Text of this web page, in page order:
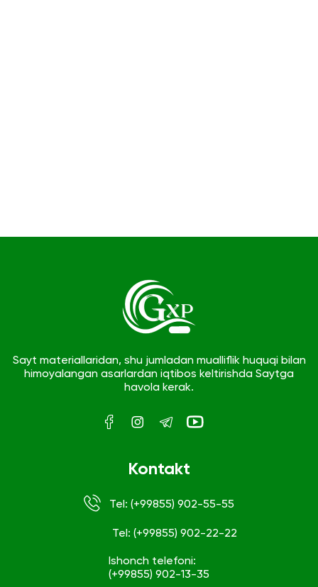
Sayt materiallaridan, shu jumladan mualliflik huquqi bilan
himoyalangan asarlardan iqtibos keltirishda Saytga
havola kerak.
Kontakt
Tel: (+99855) 902-55-55
Tel: (+99855) 902-22-22
Ishonch telefoni:
(+99855) 902-13-35